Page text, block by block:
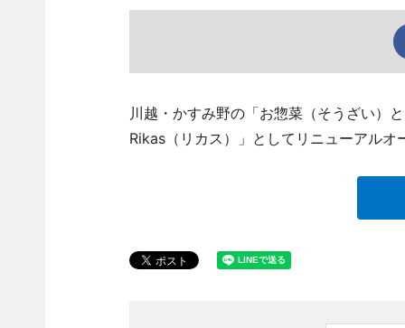
川越・かすみ野の「お惣菜（そうざい）
Rikas（リカス）」としてリニューアルオ